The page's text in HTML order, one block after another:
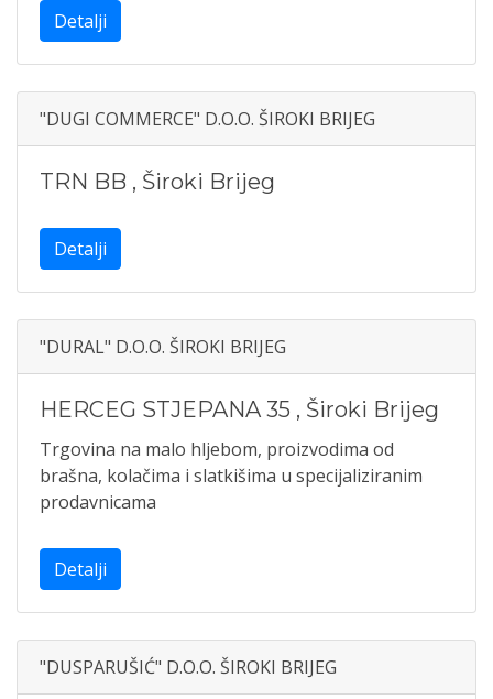
Detalji
"DUGI COMMERCE" D.O.O. ŠIROKI BRIJEG
TRN BB , Široki Brijeg
Detalji
"DURAL" D.O.O. ŠIROKI BRIJEG
HERCEG STJEPANA 35 , Široki Brijeg
Trgovina na malo hljebom, proizvodima od
brašna, kolačima i slatkišima u specijaliziranim
prodavnicama
Detalji
"DUSPARUŠIĆ" D.O.O. ŠIROKI BRIJEG